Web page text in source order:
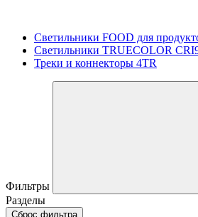
Светильники FOOD для
Светильники TRUECOLOR
Треки и коннекторы 4TR
Фильтры
Разделы
Сброс фильтра